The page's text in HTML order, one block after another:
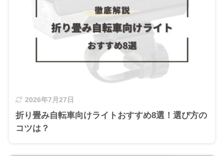
2026年7月27日
折り畳み自転車向けライトおすすめ8選！選び方の
コツは？